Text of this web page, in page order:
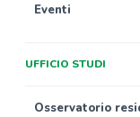
Eventi
UFFICIO STUDI
Osservatorio